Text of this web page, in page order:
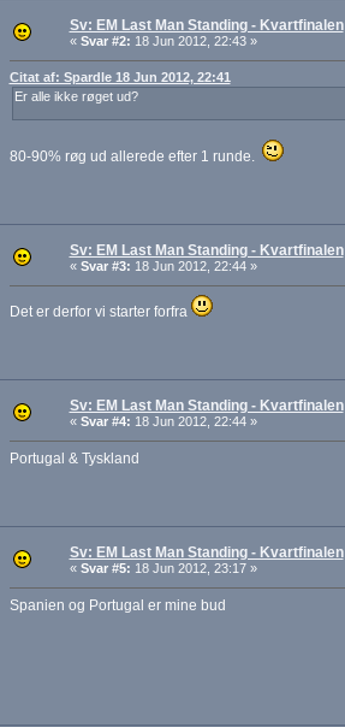
Sv: EM Last Man Standing - Kvartfinalen
« Svar #2: 18 Jun 2012, 22:43 »
Citat af: Spardle 18 Jun 2012, 22:41
Er alle ikke røget ud?
80-90% røg ud allerede efter 1 runde.
Sv: EM Last Man Standing - Kvartfinalen
« Svar #3: 18 Jun 2012, 22:44 »
Det er derfor vi starter forfra
Sv: EM Last Man Standing - Kvartfinalen
« Svar #4: 18 Jun 2012, 22:44 »
Portugal & Tyskland
Sv: EM Last Man Standing - Kvartfinalen
« Svar #5: 18 Jun 2012, 23:17 »
Spanien og Portugal er mine bud